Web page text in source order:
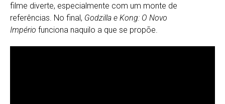
filme diverte, especialmente com um monte de
referências. No final, Godzilla e Kong: O Novo
Império funciona naquilo a que se propõe.